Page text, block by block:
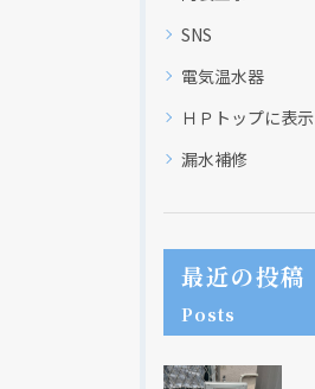
SNS
電気温水器
ＨＰトップに表示
漏水補修
最近の投稿
Posts